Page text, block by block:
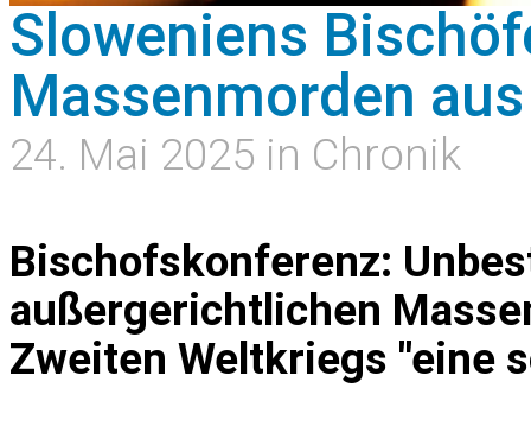
Sloweniens
Massenmorden
24. Mai 2025 in Chronik
Bischofskonferenz:
außergerichtlichen
Zweiten Weltkriegs "eine